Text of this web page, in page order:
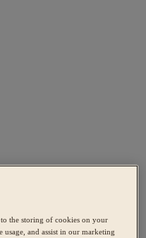
the storing of cookies on your
usage, and assist in our marketing